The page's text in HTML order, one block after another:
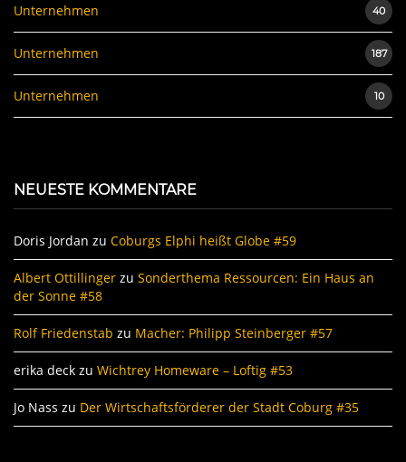
Unternehmen 40
Unternehmen 187
Unternehmen 10
NEUESTE KOMMENTARE
Doris Jordan zu Coburgs Elphi heißt Globe #59
Albert Ottillinger zu Sonderthema Ressourcen: Ein Haus an
der Sonne #58
Rolf Friedenstab zu Macher: Philipp Steinberger #57
erika deck zu Wichtrey Homeware – Loftig #53
Jo Nass zu Der Wirtschaftsförderer der Stadt Coburg #35